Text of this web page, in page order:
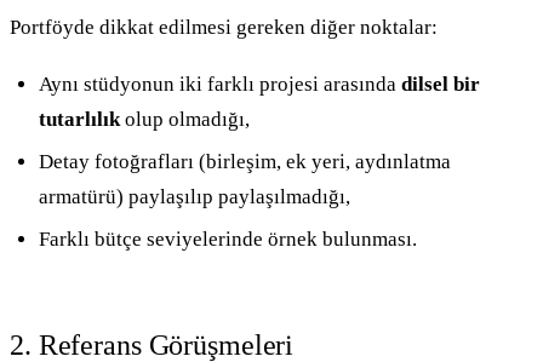
Portföyde dikkat edilmesi gereken diğer noktalar:
Aynı stüdyonun iki farklı projesi arasında dilsel bir
tutarlılıkolup olmadığı,
Detay fotoğrafları (birleşim, ek yeri, aydınlatma
armatürü) paylaşılıp paylaşılmadığı,
Farklı bütçe seviyelerinde örnek bulunması.
2. Referans Görüşmeleri